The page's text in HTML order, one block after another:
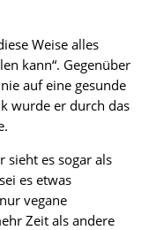
Weise alles
kann“. Gegenüber
auf eine gesunde
wurde er durch das
sieht es sogar als
es etwas
vegane
Zeit als andere